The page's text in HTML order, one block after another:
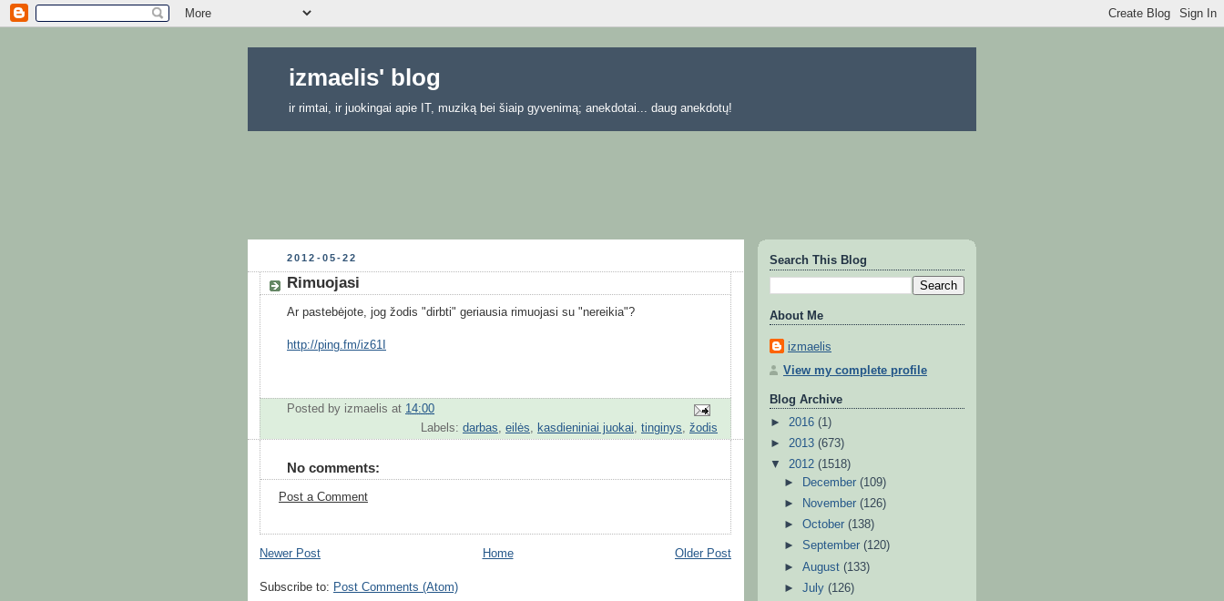
izmaelis' blog
ir rimtai, ir juokingai apie IT, muziką bei šiaip gyvenimą; anekdotai... daug anekdotų!
2012-05-22
Rimuojasi
Ar pastebėjote, jog žodis "dirbti" geriausia rimuojasi su "nereikia"?
http://ping.fm/iz61I
Posted by izmaelis at 14:00
Labels: darbas eilės kasdieniniai juokai tinginys žodis
No comments:
Post a Comment
Newer Post Older Post
Home
Subscribe to: Post Comments (Atom)
Search This Blog
About Me
izmaelis
View my complete profile
Blog Archive
► 2016 (1)
► 2013 (673)
▼ 2012 (1518)
►
December(109)
►
November(126)
►October(138)
►September(120)
►August(133)
►July(126)